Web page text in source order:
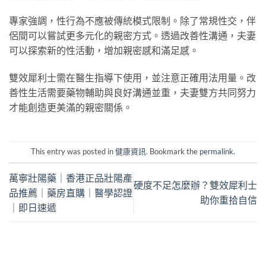
專家強調，性行為不應被傳統模式限制。除了常規性交，伴
侶間可以嘗試更多元化的親密方式。透過改善性溝通，夫妻
可以探索新的性活動，增加親密感和滿足感。
雙效犀利士需在醫生指導下使用，並注意正確用法用量。改
善性生活需要藥物輔助與良好溝通並重，夫妻雙方共同努力
才能創造更美滿的親密關係。
This entry was posted in健康資訊. Bookmark the permalink.
萬寧壯陽藥｜香港正品壯陽產
品推薦｜藥房直購｜醫學認證
｜即日速遞​
硬度不足怎麼辦？雙效犀利士
助你重拾自信